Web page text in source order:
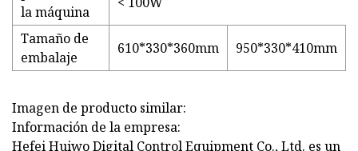
la máquina
Tamaño de
embalaje
610*330*360mm 950*330*410mm
Imagen de producto similar:
Información de la empresa:
Hefei Huiwo Digital Control Equipment Co., Ltd. es un